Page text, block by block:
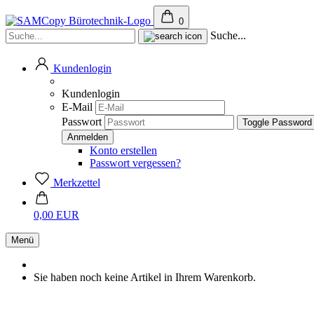
0
Suche...
Kundenlogin
Kundenlogin
E-Mail
Passwort
Toggle
Konto erstellen
Passwort vergessen?
Merkzettel
0,00 EUR
Menü
Sie haben noch keine Artikel in Ihrem Warenkorb.